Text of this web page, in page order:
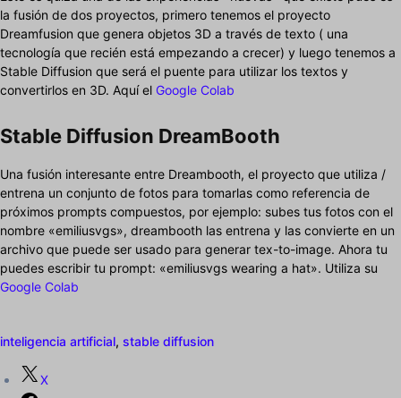
la fusión de dos proyectos, primero tenemos el proyecto
Dreamfusion que genera objetos 3D a través de texto ( una
tecnología que recién está empezando a crecer) y luego tenemos a
Stable Diffusion que será el puente para utilizar los textos y
convertirlos en 3D. Aquí el Google Colab
Stable Diffusion DreamBooth
Una fusión interesante entre Dreambooth, el proyecto que utiliza /
entrena un conjunto de fotos para tomarlas como referencia de
próximos prompts compuestos, por ejemplo: subes tus fotos con el
nombre «emiliusvgs», dreambooth las entrena y las convierte en un
archivo que puede ser usado para generar tex-to-image. Ahora tu
puedes escribir tu prompt: «emiliusvgs wearing a hat». Utiliza su
Google Colab
inteligencia artificial, stable diffusion
X